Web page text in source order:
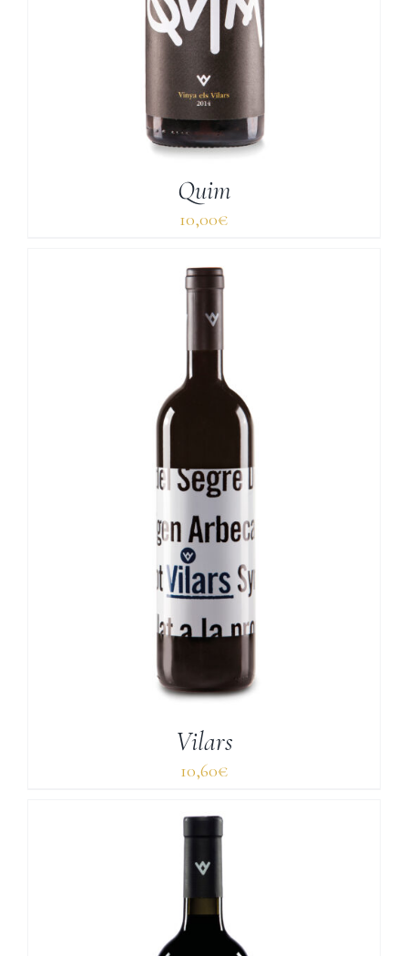
Quim
10,00€
Vilars
10,60€